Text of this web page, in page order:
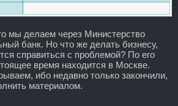
мы делаем через Министерство
банк. Но что же делать бизнесу,
справиться с проблемой? По его
время находится в Москве.
ибо недавно только закончили,
материалом.